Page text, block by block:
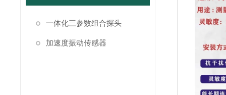
一体化三参数组合探头
加速度振动传感器